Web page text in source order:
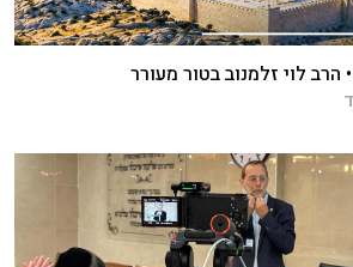
לוי זלמנוב בטור מעורר